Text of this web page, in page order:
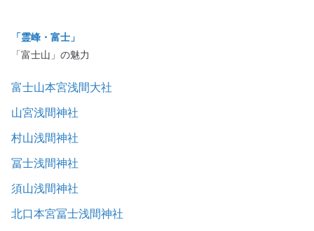
「霊峰・富士」
「富士山」の魅力
富士山本宮浅間大社
山宮浅間神社
村山浅間神社
冨士浅間神社
須山浅間神社
北口本宮冨士浅間神社